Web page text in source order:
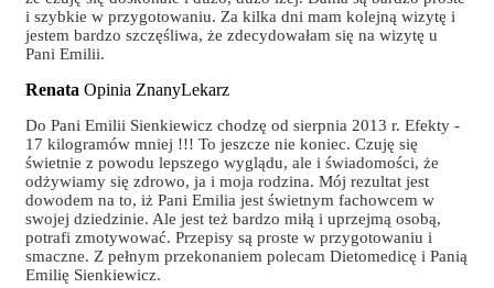
i szybkie w przygotowaniu. Za kilka dni mam kolejną wizytę i
jestem bardzo szczęśliwa, że zdecydowałam się na wizytę u
Pani Emilii.
Renata Opinia ZnanyLekarz
Do Pani Emilii Sienkiewicz chodzę od sierpnia 2013 r. Efekty -
17 kilogramów mniej !!! To jeszcze nie koniec. Czuję się
świetnie z powodu lepszego wyglądu, ale i świadomości, że
odżywiamy się zdrowo, ja i moja rodzina. Mój rezultat jest
dowodem na to, iż Pani Emilia jest świetnym fachowcem w
swojej dziedzinie. Ale jest też bardzo miłą i uprzejmą osobą,
potrafi zmotywować. Przepisy są proste w przygotowaniu i
smaczne. Z pełnym przekonaniem polecam Dietomedicę i Panią
Emilię Sienkiewicz.